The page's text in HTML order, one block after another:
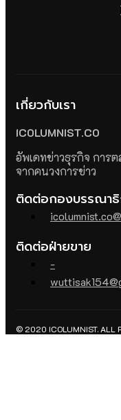
เกี่ยวกับเรา
ICOLUMNIST.CO
อัพเดทข่าวธุรกิจ การต
จากคนวงการข่าว
ติดต่อกองบรรณาธิ
ติดต่อฝ่ายขาย
-
© 2020 ICOLUMNIST. ALL